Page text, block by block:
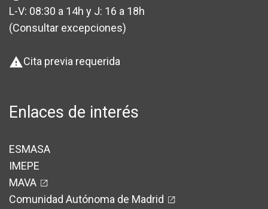
L-V: 08:30 a 14h y J: 16 a 18h
(Consultar excepciones)
warningCita previa requerida
Enlaces de interés
ESMASA
IMEPE
MAVA
Comunidad Autónoma de Madrid